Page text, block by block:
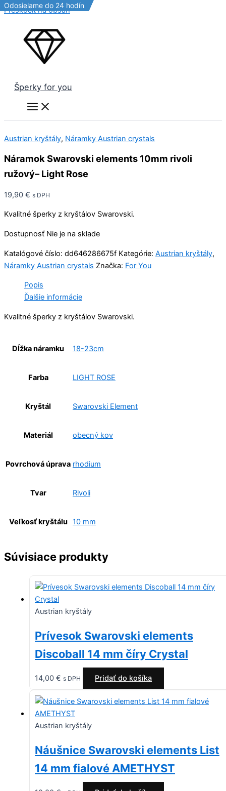
Preskočiť na obsah
Šperky for you
Odosielame do 24 hodín
Austrian kryštály, Náramky Austrian crystals
Náramok Swarovski elements 10mm rivoli
ružový– Light Rose
19,90 € s DPH
Kvalitné šperky z kryštálov Swarovski.
Dostupnosť Nie je na sklade
Katalógové číslo: dd646286675f Kategórie: Austrian kryštály,
Náramky Austrian crystals Značka: For You
Popis
Ďalšie informácie
Kvalitné šperky z kryštálov Swarovski.
Dĺžka náramku 18-23cm
Farba LIGHT ROSE
Kryštál Swarovski Element
Materiál obecný kov
Povrchová úprava rhodium
Tvar Rivoli
Veľkosť kryštálu 10 mm
Súvisiace produkty
Odosielame do 24 hodín
Austrian kryštály
Prívesok Swarovski elements
Discoball 14 mm číry Crystal
14,00 € s DPH Pridať do košíka
Odosielame do 24 hodín
Austrian kryštály
Náušnice Swarovski elements List
14 mm fialové AMETHYST
Odosielame do 24 hodín